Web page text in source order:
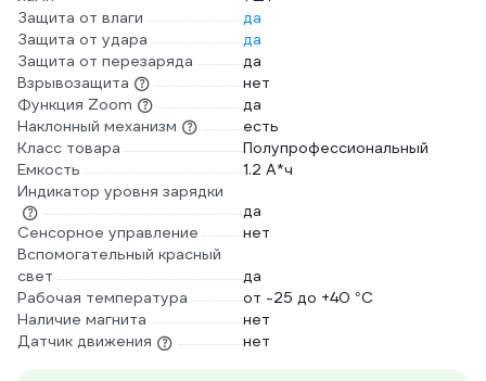
Защита от влаги
да
Защита от удара
да
Защита от перезаряда
да
Взрывозащита
нет
Функция Zoom
да
Наклонный механизм
есть
Класс товара
Полупрофессиональный
Емкость
1.2 А*ч
Индикатор уровня зарядки
да
Сенсорное управление
нет
Вспомогательный красный
свет
да
Рабочая температура
от -25 до +40 °С
Наличие магнита
нет
Датчик движения
нет